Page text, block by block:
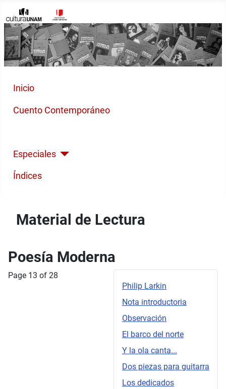
Inicio
Cuento Contemporáneo
Especiales
Índices
Material de Lectura
Poesía Moderna
Philip Larkin
Nota introductoria
Observación
El barco del norte
Y la ola canta...
Dos piezas para guitarra
Los dedicados
Page 13 of 28